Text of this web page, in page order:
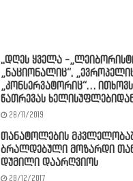
,,დღეს ყველა -
„ნაციონალიც“,
„კონსერვატორიც“… ითხოვს
წათრევას
28/11/2019
თანატოლების
ბრალდებული მოზარდი
დუმილი დაარღვიოს
28/12/2017